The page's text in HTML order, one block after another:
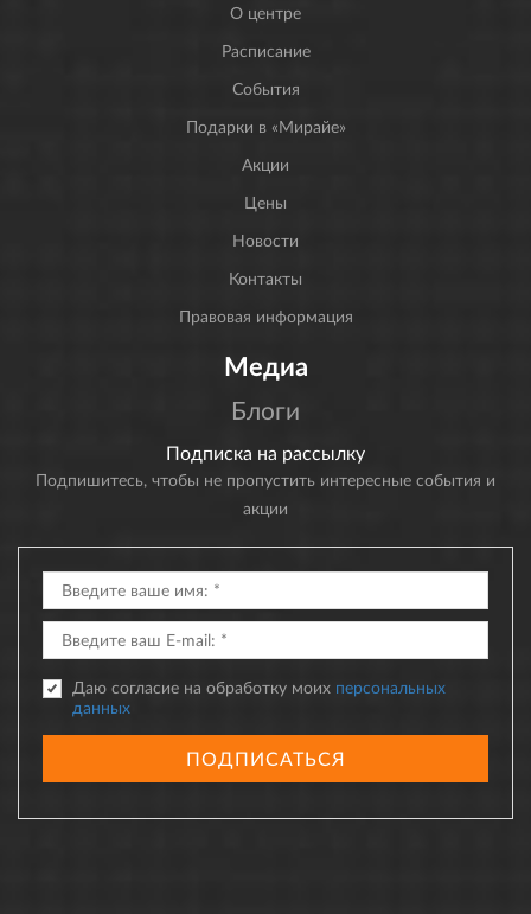
О центре
Расписание
События
Подарки в «Мирайе»
Акции
Цены
Новости
Контакты
Правовая информация
Медиа
Блоги
Подписка на рассылку
Подпишитесь, чтобы не пропустить интересные события и
акции
Даю согласие на обработку моих персональных
данных
ПОДПИСАТЬСЯ